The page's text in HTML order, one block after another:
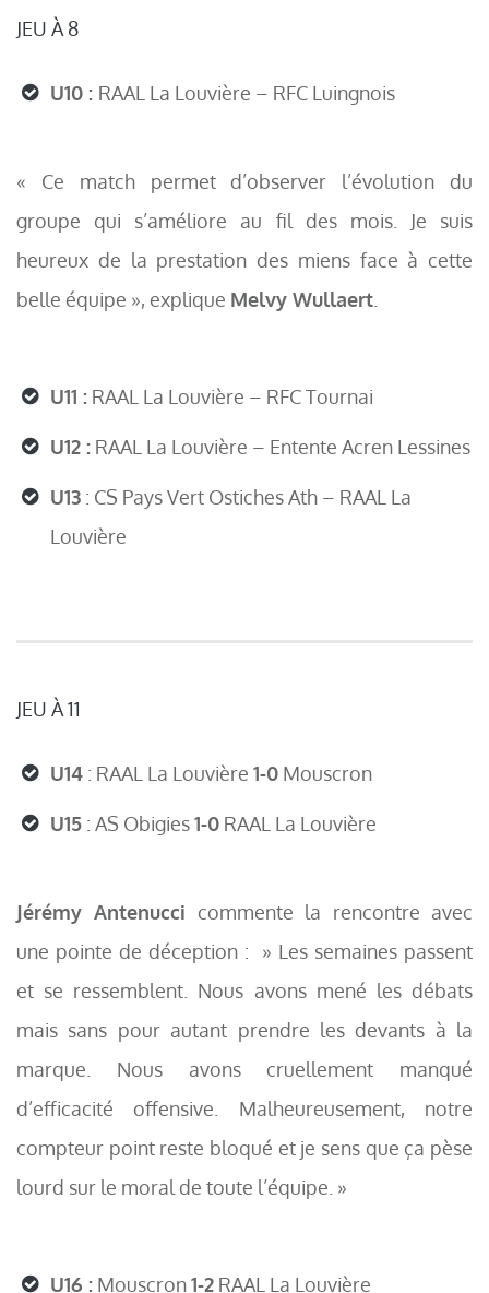
JEU À 8
U10 : RAAL La Louvière – RFC Luingnois
« Ce match permet d’observer l’évolution du
groupe qui s’améliore au fil des mois. Je suis
heureux de la prestation des miens face à cette
belle équipe », explique Melvy Wullaert
U11 : RAAL La Louvière – RFC Tournai
U12 : RAAL La Louvière – Entente Acren Lessines
U13 : CS Pays Vert Ostiches Ath – RAAL La
Louvière
JEU À 11
U14 : RAAL La Louvière 1-0 Mouscron
U15 : AS Obigies1-0 RAAL La Louvière
Jérémy Antenucci commente la rencontre avec
une pointe de déception : » Les semaines passent
et se ressemblent. Nous avons mené les débats
mais sans pour autant prendre les devants à la
marque. Nous avons cruellement manqué
d’efficacité offensive. Malheureusement, notre
compteur point reste bloqué et je sens que ça pèse
lourd sur le moral de toute l’équipe. »
U16 : Mouscron1-2 RAAL La Louvière